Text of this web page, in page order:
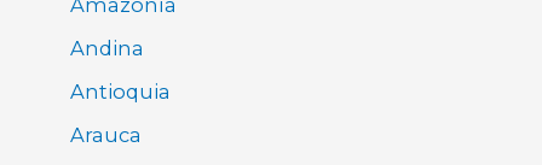
Andina
Antioquia
Arauca